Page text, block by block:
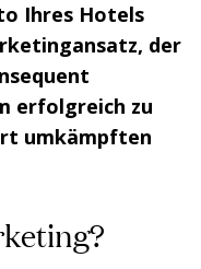
Ihres Hotels
der
erfolgreich zu
umkämpften